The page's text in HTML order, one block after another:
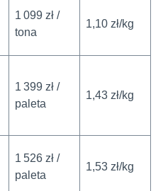
1 099 zł /
tona
1,10 zł/kg
1 399 zł /
paleta
1,43 zł/kg
1 526 zł /
paleta
1,53 zł/kg